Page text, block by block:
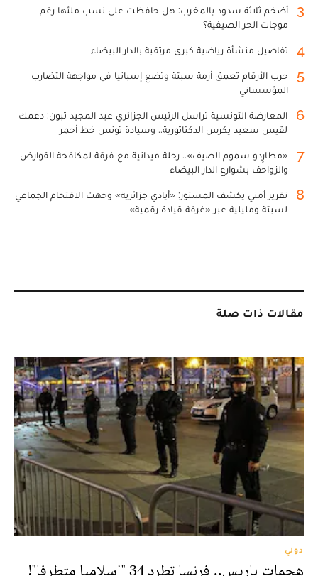
3
أضخم ثلاثة سدود بالمغرب: هل حافظت على نسب ملئها رغم
موجات الحر الصيفية؟
4 تفاصيل منشأة رياضية كبرى مرتقبة بالدار البيضاء
5
حرب الأرقام تعمق أزمة سبتة وتضع إسبانيا في مواجهة التضارب
المؤسساتي
6
المعارضة التونسية تراسل الرئيس الجزائري عبد المجيد تبون: دعمك
لقيس سعيد يكرس الدكتاتورية.. وسيادة تونس خط أحمر
7
«مطارِدو سموم الصيف».. رحلة ميدانية مع فرقة لمكافحة القوارض
والزواحف بشوارع الدار البيضاء
8
تقرير أمني يكشف المستور: «أيادي جزائرية» وجهت الاقتحام الجماعي
لسبتة ومليلية عبر «غرفة قيادة رقمية»
مقالات ذات صلة
دولي
هجمات باريس.. فرنسا تطرد 34 "إسلاميا متطرفا"!